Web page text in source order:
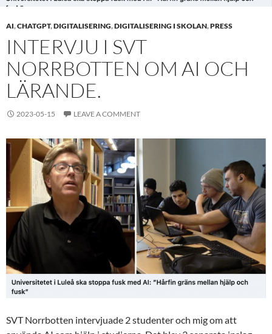
AI,CHATGPT,DIGITALISERING,DIGITALISERING I SKOLAN,PRESS
INTERVJU I SVT
NORRBOTTEN OM AI OCH
LÄRANDE.
2023-05-15 LEAVE A COMMENT
SVT Norrbotten intervjuade 2 studenter och mig om att